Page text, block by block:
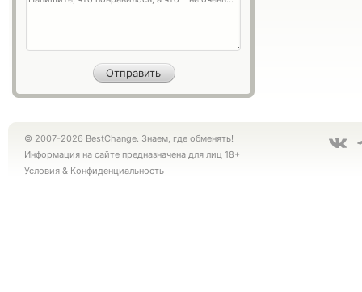
© 2007-2026 BestChange. Знаем, где обменять!
Информация на сайте предназначена для лиц 18+
Условия & Конфиденциальность